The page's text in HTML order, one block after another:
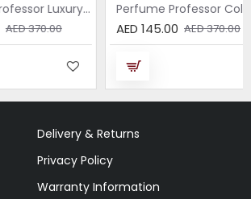
Perfume Professor Luxury Sabbia EDP 75ml Perfume Professor Collezione Nera Donna 75ml
AED 145.00 AED 370.00
Delivery & Returns
Privacy Policy
Warranty Information